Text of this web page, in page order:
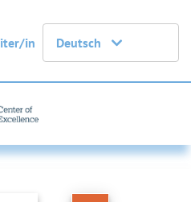
in Deutsch